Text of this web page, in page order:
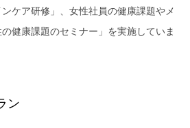
ケア研修」、女性社員の健康課題やメ
健康課題のセミナー」を実施していま
ン